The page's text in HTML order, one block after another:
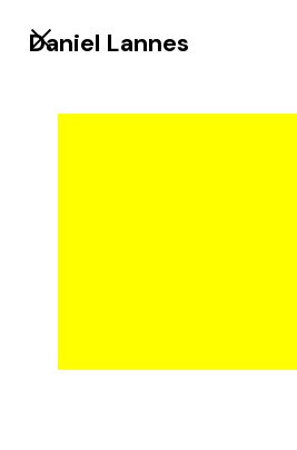
Daniel Lannes